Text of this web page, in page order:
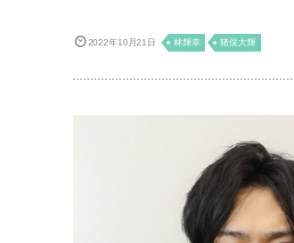
2022年10月21日 林輝幸 猪俣大輝